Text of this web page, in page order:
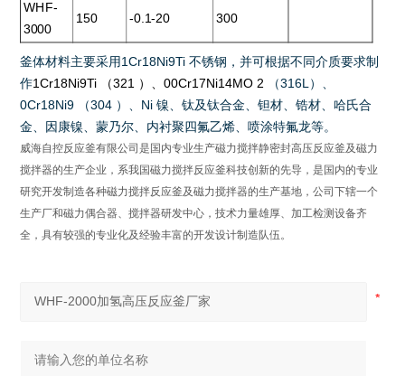
WHF-
3000
150 -0.1-20 300
釜体材料主要采用1Cr18Ni9Ti不锈钢，并可根据不同介质要求制
作1Cr18Ni9Ti （321 ）、00Cr17Ni14MO 2 （316L ）、
0Cr18Ni9
（304 ）、 Ni镍、钛及钛合金、钽材、锆材、哈氏合
金、因康镍、蒙乃尔、内衬聚四氟乙烯、喷涂特氟龙等。
威海自控反应釜有限公司是国内专业生产磁力搅拌静密封高压反应釜及磁力
搅拌器的生产企业，系我国磁力搅拌反应釜科技创新的先导，是国内的专业
研究开发制造各种磁力搅拌反应釜及磁力搅拌器的生产基地，公司下辖一个
生产厂和磁力偶合器、搅拌器研发中心，技术力量雄厚、加工检测设备齐
全，具有较强的专业化及经验丰富的开发设计制造队伍。